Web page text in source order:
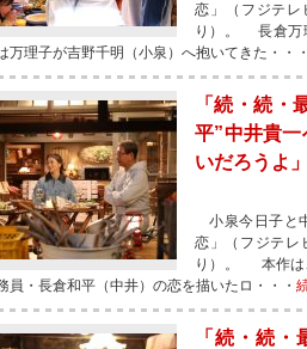
恋」（フジテ
り）。 長倉万
万理子が吉野千明（小泉）へ抱いてきた・・・
「続・続
平”中井貴
いだろうよ」
小泉今日子と
恋」（フジテレ
り）。 本作は
員・長倉和平（中井）の恋を描いたロ・・・
「続・続